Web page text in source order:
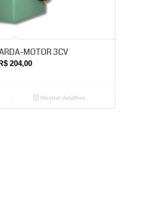
MOTOR 3CV
204,00
Mostrar detalhes